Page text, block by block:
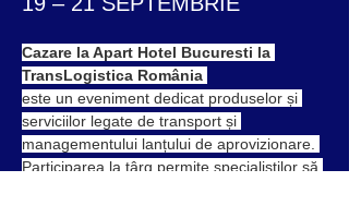
Cazare la Apart Hotel Bucuresti la
TransLogistica România
este un eveniment dedicat produselor și
serviciilor legate de transport și
managementului lanțului de aprovizionare.
Participarea la târg permite specialiștilor să